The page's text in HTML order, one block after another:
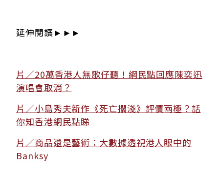
延伸閱讀►►►
片／20萬香港人無歌仔聽！網民點回應陳奕迅
演唱會取消？
片／小島秀夫新作《死亡擱淺》評價兩極？話
你知香港網民點睇
片／商品還是藝術：大數據透視港人眼中的
Banksy